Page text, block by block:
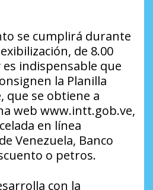
se cumplirá durante
de 8.00
es indispensable que
la Planilla
que se obtiene a
web www.intt.gob.ve,
en línea
Venezuela, Banco
o petros.
con la